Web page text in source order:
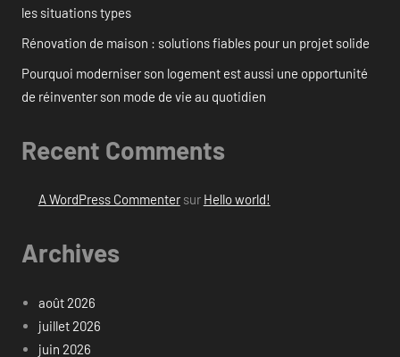
les situations types
Rénovation de maison : solutions fiables pour un projet solide
Pourquoi moderniser son logement est aussi une opportunité
de réinventer son mode de vie au quotidien
Recent Comments
A WordPress Commentersur Hello world!
Archives
août 2026
juillet 2026
juin 2026